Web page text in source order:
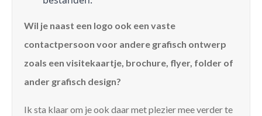
Wil je naast een logo ook een vaste
contactpersoon voor andere grafisch ontwerp
zoals een visitekaartje, brochure, flyer, folder of
ander grafisch design?
Ik sta klaar om je ook daar met plezier mee verder te